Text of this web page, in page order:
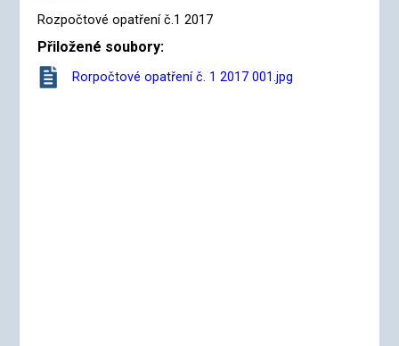
Rozpočtové opatření č.1 2017
Přiložené soubory:
Rorpočtové opatření č. 1 2017 001.jpg